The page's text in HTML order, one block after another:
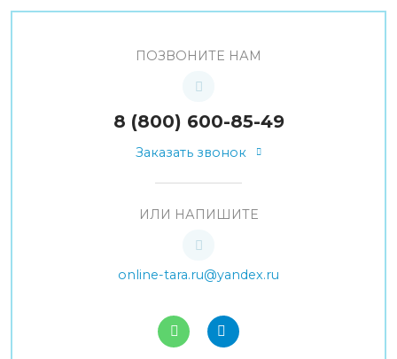
ПОЗВОНИТЕ НАМ
8 (800) 600-85-49
Заказать звонок
ИЛИ НАПИШИТЕ
online-tara.ru@yandex.ru